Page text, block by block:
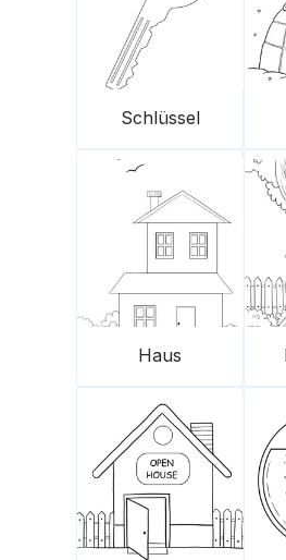
Schlüssel
Haus